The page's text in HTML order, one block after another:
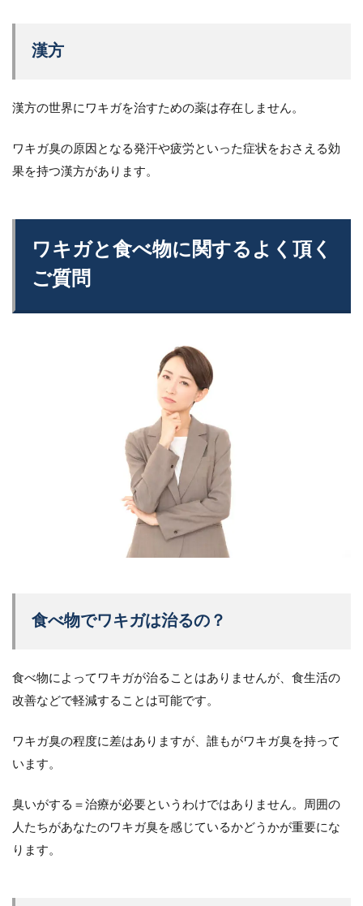
漢方
漢方の世界にワキガを治すための薬は存在しません。
ワキガ臭の原因となる発汗や疲労といった症状をおさえる効
果を持つ漢方があります。
ワキガと食べ物に関するよく頂く
ご質問
食べ物でワキガは治るの？
食べ物によってワキガが治ることはありませんが、食生活の
改善などで軽減することは可能です。
ワキガ臭の程度に差はありますが、誰もがワキガ臭を持って
います。
臭いがする＝治療が必要というわけではありません。周囲の
人たちがあなたのワキガ臭を感じているかどうかが重要にな
ります。